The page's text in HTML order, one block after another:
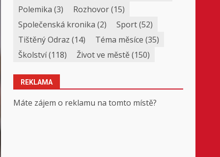
Polemika (3) Rozhovor(15)
Společenská kronika (2) Sport(52)
Tištěný Odraz (14) Téma měsíce (35)
Školství(118) Život ve městě(150)
REKLAMA
Máte zájem o reklamu na tomto místě?